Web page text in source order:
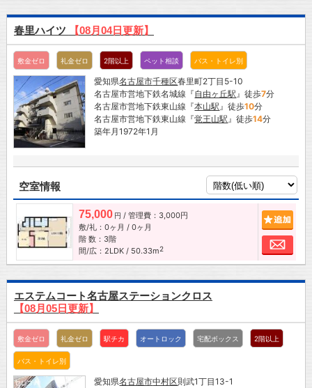
春里ハイツ 【08月04日更新】
敷金ゼロ 礼金ゼロ 2階以上 ペット相談 バス・トイレ別
愛知県名古屋市千種区春里町2丁目5-10
名古屋市営地下鉄名城線『自由ヶ丘駅』徒歩7分
名古屋市営地下鉄東山線『本山駅』徒歩10分
名古屋市営地下鉄東山線『覚王山駅』徒歩14分
築年月1972年1月
空室情報
75,000 円 / 管理費：3,000円
敷/礼：0ヶ月 / 0ヶ月
階 数：3階
間/広：2LDK / 50.33m2
お
エステムコート名古屋ステーションクロス
【08月05日更新】
敷金ゼロ 礼金ゼロ 駅チカ オートロック 宅配ボックス 2階以上
バス・トイレ別
愛知県名古屋市中村区則武1丁目13-1